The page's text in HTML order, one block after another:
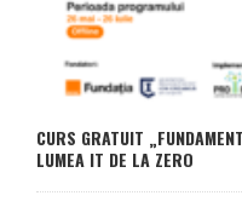
CURS GRATUIT
LUMEA IT DE LA ZERO